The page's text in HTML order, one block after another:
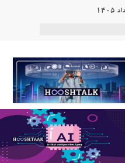
ربات «Aru» محصول شرکت فرانسوی Nio